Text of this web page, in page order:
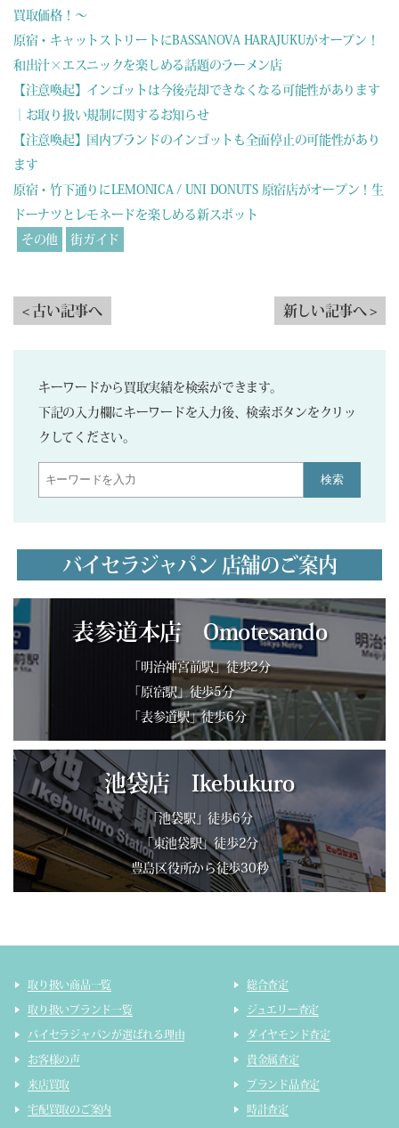
買取価格！～
原宿・キャットストリートにBASSANOVA HARAJUKUがオープン！
和出汁×エスニックを楽しめる話題のラーメン店
【注意喚起】インゴットは今後売却できなくなる可能性があります
｜お取り扱い規制に関するお知らせ
【注意喚起】国内ブランドのインゴットも全面停止の可能性があり
ます
原宿・竹下通りにLEMONICA / UNI DONUTS 原宿店がオープン！生
ドーナツとレモネードを楽しめる新スポット
その他
街ガイド
< 古い記事へ 新しい記事へ >
キーワードから買取実績を検索ができます。
下記の入力欄にキーワードを入力後、検索ボタンをクリッ
クしてください。
検索
バイセラジャパン 店舗のご案内
表参道本店 Omotesando
「明治神宮前駅」徒歩2分
「原宿駅」徒歩5分
「表参道駅」徒歩6分
池袋店 Ikebukuro
「池袋駅」徒歩6分
「東池袋駅」徒歩2分
豊島区役所から徒歩30秒
取り扱い商品一覧
取り扱いブランド一覧
バイセラジャパンが選ばれる理由
お客様の声
来店買取
宅配買取のご案内
総合査定
ジュエリー査定
ダイヤモンド査定
貴金属査定
ブランド品査定
時計査定